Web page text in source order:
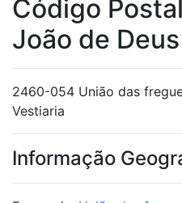
Código
João de Deus
2460-054 União das
Vestiaria
Informação